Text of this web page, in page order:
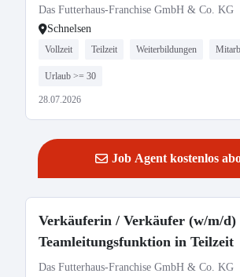
Das Futterhaus-Franchise GmbH & Co. KG
Schnelsen
Vollzeit Teilzeit Weiterbildungen
Urlaub >= 30
28.07.2026
Job Agent kostenlos
Verkäuferin / Verkäufer (w/m/
Teamleitungsfunktion in Teilzeit
Das Futterhaus-Franchise GmbH & Co. KG